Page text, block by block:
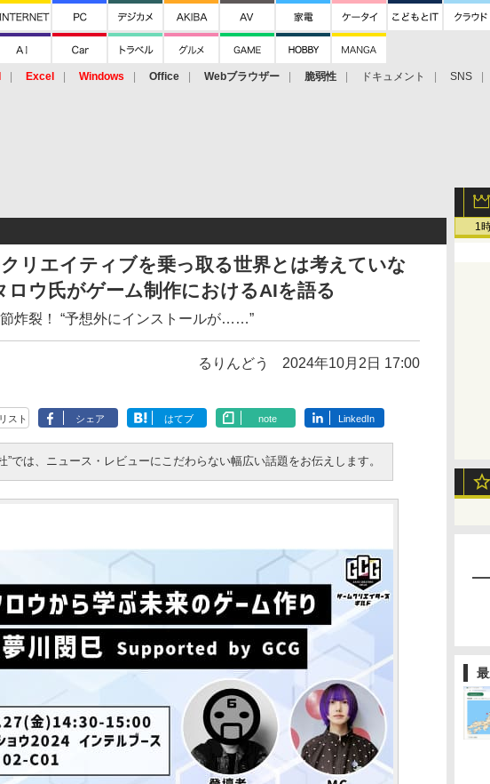
Excel Windows Office Webブラウザー 脆弱性 ドキュメント SNS
1
クリエイティブを乗っ取る世界とは考えていな
ロウ氏がゲーム制作におけるAIを語る
炸裂！ “予想外にインストールが……”
るりんどう 2024年10月2日 17:00
リスト シェア はてブ note LinkedIn
”では、ニュース・レビューにこだわらない幅広い話題をお伝えします。